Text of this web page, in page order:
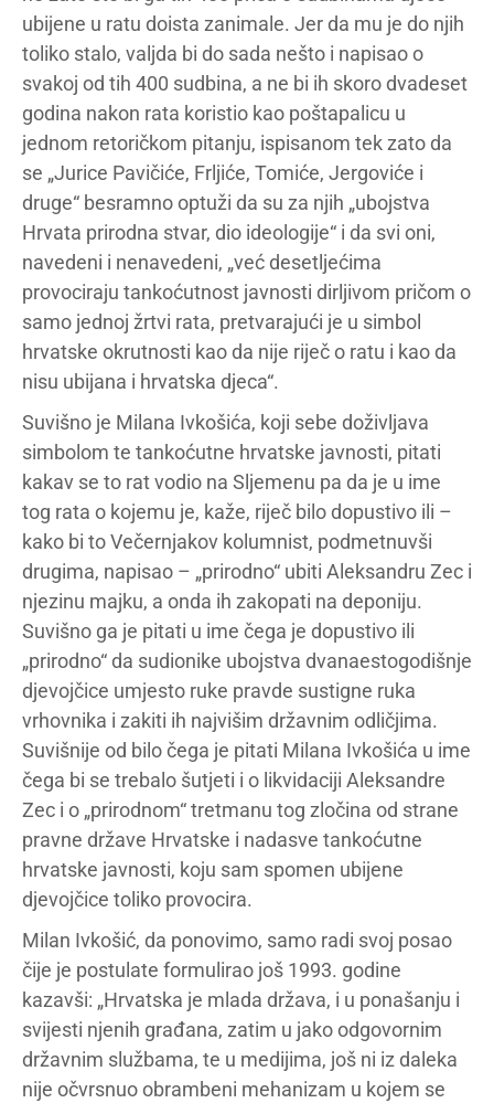
ubijene u ratu doista zanimale. Jer da mu je do njih
toliko stalo, valjda bi do sada nešto i napisao o
svakoj od tih 400 sudbina, a ne bi ih skoro dvadeset
godina nakon rata koristio kao poštapalicu u
jednom retoričkom pitanju, ispisanom tek zato da
se „Jurice Pavičiće, Frljiće, Tomiće, Jergoviće i
druge“ besramno optuži da su za njih „ubojstva
Hrvata prirodna stvar, dio ideologije“ i da svi oni,
navedeni i nenavedeni, „već desetljećima
provociraju tankoćutnost javnosti dirljivom pričom o
samo jednoj žrtvi rata, pretvarajući je u simbol
hrvatske okrutnosti kao da nije riječ o ratu i kao da
nisu ubijana i hrvatska djeca“.
Suvišno je Milana Ivkošića, koji sebe doživljava
simbolom te tankoćutne hrvatske javnosti, pitati
kakav se to rat vodio na Sljemenu pa da je u ime
tog rata o kojemu je, kaže, riječ bilo dopustivo ili –
kako bi to Večernjakov kolumnist, podmetnuvši
drugima, napisao – „prirodno“ ubiti Aleksandru Zec i
njezinu majku, a onda ih zakopati na deponiju.
Suvišno ga je pitati u ime čega je dopustivo ili
„prirodno“ da sudionike ubojstva dvanaestogodišnje
djevojčice umjesto ruke pravde sustigne ruka
vrhovnika i zakiti ih najvišim državnim odličjima.
Suvišnije od bilo čega je pitati Milana Ivkošića u ime
čega bi se trebalo šutjeti i o likvidaciji Aleksandre
Zec i o „prirodnom“ tretmanu tog zločina od strane
pravne države Hrvatske i nadasve tankoćutne
hrvatske javnosti, koju sam spomen ubijene
djevojčice toliko provocira.
Milan Ivkošić, da ponovimo, samo radi svoj posao
čije je postulate formulirao još 1993. godine
kazavši: „Hrvatska je mlada država, i u ponašanju i
svijesti njenih građana, zatim u jako odgovornim
državnim službama, te u medijima, još ni iz daleka
nije očvrsnuo obrambeni mehanizam u kojem se